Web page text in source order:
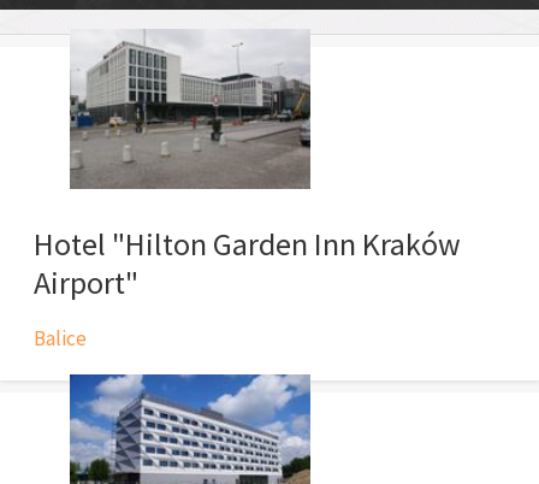
Hotel "Hilton Garden Inn Kraków
Airport"
Balice